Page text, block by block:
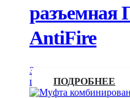
разъемная
AntiFire
Запросить
цену
ПОДРОБНЕЕ